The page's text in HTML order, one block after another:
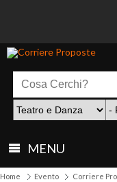
MENU
Home Evento Corriere